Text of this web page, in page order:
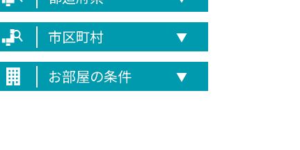
市区町村 ▼
お部屋の条件 ▼